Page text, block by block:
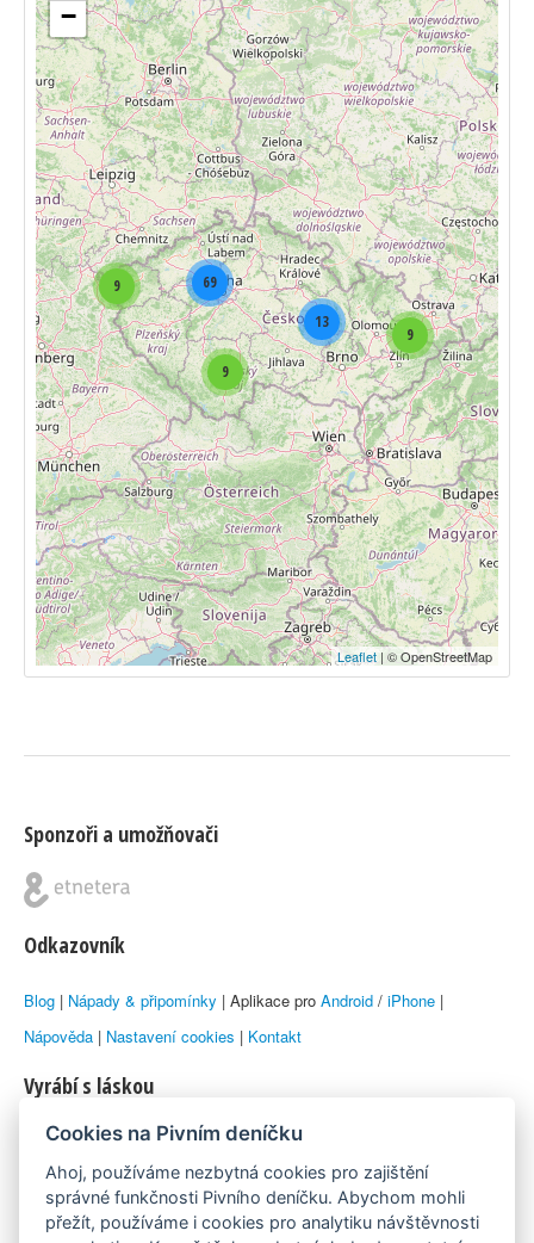
9
9
9
13
69
−
Leaflet | © OpenStreetMap
Sponzoři a umožňovači
Odkazovník
Blog | Nápady & připomínky | Aplikace pro Android / iPhone |
Nápověda | Nastavení cookies | Kontakt
Vyrábí s láskou
© 2010–2026 byLukáš Zemanaka Emka
Máme rádi
Cookies na Pivním deníčku
Ahoj, používáme nezbytná cookies pro zajištění
správné funkčnosti Pivního deníčku. Abychom mohli
přežít, používáme i cookies pro analytiku návštěvnosti